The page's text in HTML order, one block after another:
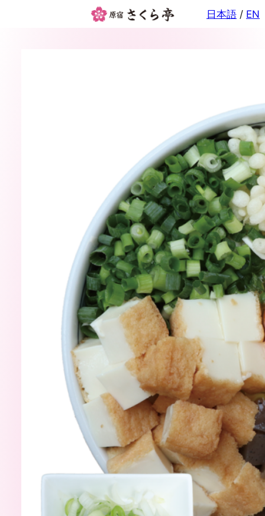
日本語 / EN